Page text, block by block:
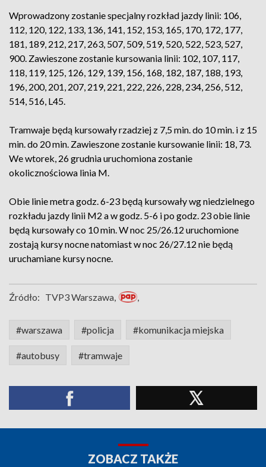
Wprowadzony zostanie specjalny rozkład jazdy linii: 106,
112, 120, 122, 133, 136, 141, 152, 153, 165, 170, 172, 177,
181, 189, 212, 217, 263, 507, 509, 519, 520, 522, 523, 527,
900. Zawieszone zostanie kursowania linii: 102, 107, 117,
118, 119, 125, 126, 129, 139, 156, 168, 182, 187, 188, 193,
196, 200, 201, 207, 219, 221, 222, 226, 228, 234, 256, 512,
514, 516, L45.
Tramwaje będą kursowały rzadziej z 7,5 min. do 10 min. i z 15
min. do 20 min. Zawieszone zostanie kursowanie linii: 18, 73.
We wtorek, 26 grudnia uruchomiona zostanie
okolicznościowa linia M.
Obie linie metra godz. 6-23 będą kursowały wg niedzielnego
rozkładu jazdy linii M2 a w godz. 5-6 i po godz. 23 obie linie
będą kursowały co 10 min. W noc 25/26.12 uruchomione
zostają kursy nocne natomiast w noc 26/27.12 nie będą
uruchamiane kursy nocne.
Źródło: TVP3 Warszawa, ,
#warszawa #policja #komunikacja miejska
#autobusy #tramwaje
ZOBACZ TAKŻE